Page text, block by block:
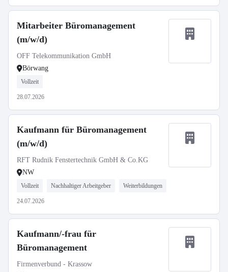
Mitarbeiter Büromanagement
(m/w/d)
OFF Telekommunikation GmbH
Börwang
Vollzeit
28.07.2026
Kaufmann für Büromanagement
(m/w/d)
RFT Rudnik Fenstertechnik GmbH & Co.KG
NW
Vollzeit Nachhaltiger Arbeitgeber Weiterbildungen
24.07.2026
Kaufmann/-frau für
Büromanagement
Firmenverbund - Krassow